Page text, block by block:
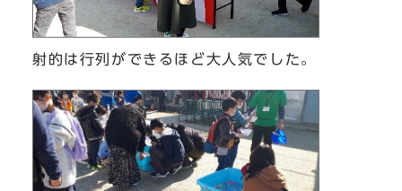
射的は行列ができるほど大人気でした。